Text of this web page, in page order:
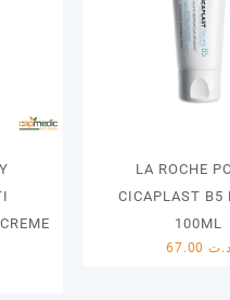
LA ROCHE
CICAPLAST B5
100ML
د.ت67.00